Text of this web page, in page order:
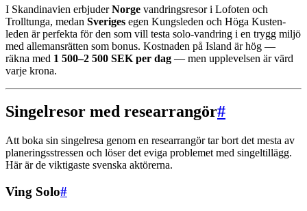
I Skandinavien erbjuderNorge vandringsresor i Lofoten och
Trolltunga, medan Sveriges egen Kungsleden och Höga Kusten-
leden är perfekta för den som vill testa solo-vandring i en trygg miljö
med allemansrätten som bonus. Kostnaden på Island är hög —
räkna med 1 500–2 500 SEK per dag — men upplevelsen är värd
varje krona.
Singelresor med researrangör#
Att boka sin singelresa genom en researrangör tar bort det mesta av
planeringsstressen och löser det eviga problemet med singeltillägg.
Här är de viktigaste svenska aktörerna.
Ving Solo#